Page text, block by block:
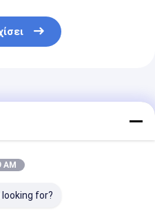
AM
for?